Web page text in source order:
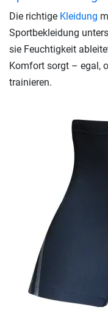
Die richtige Kleidung
Sportbekleidung
sie Feuchtigkeit
Komfort sorgt – egal,
trainieren.